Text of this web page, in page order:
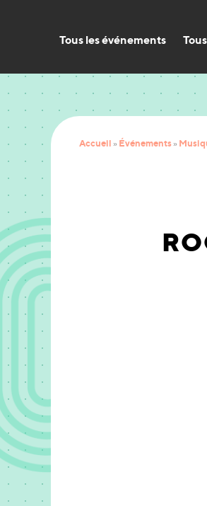
Tous les événements
Accueil » Événements »